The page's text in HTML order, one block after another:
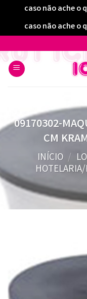
caso não ache o
caso não ache o
to
content
09170302-
CM
INÍCIO /